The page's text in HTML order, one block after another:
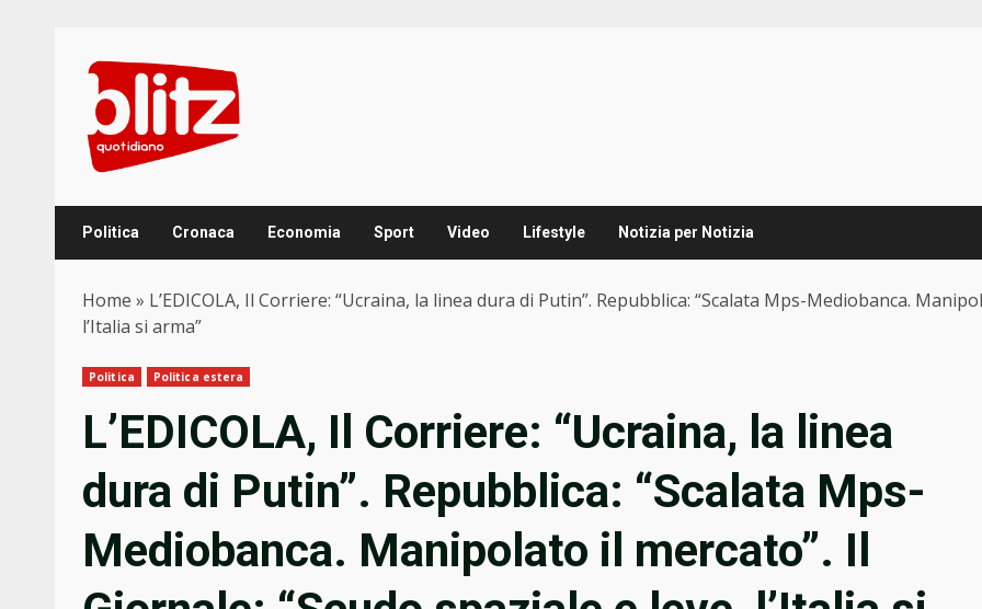
content
Politica Cronaca Economia Sport Video Lifestyle Notizia per Notizia
Home » L’EDICOLA, Il Corriere: “Ucraina, la linea dura di Putin”. Repubblica: “Scalata Mps-Mediobanca.
l’Italia si arma”
Politica Politica estera
L’EDICOLA, Il Corriere: “Ucraina, la linea
dura di Putin”. Repubblica: “Scalata Mps-
Mediobanca. Manipolato il mercato”. Il